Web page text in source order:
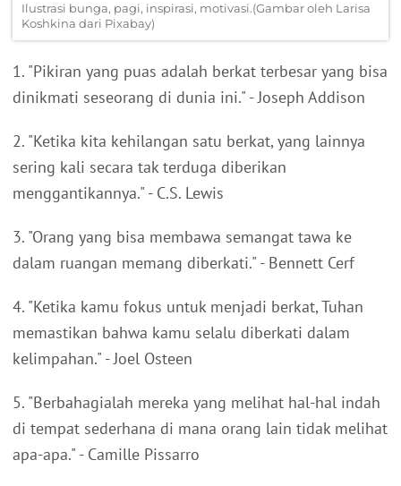
Ilustrasi bunga, pagi, inspirasi, motivasi.(Gambar oleh Larisa
Koshkina dari Pixabay)
1. "Pikiran yang puas adalah berkat terbesar yang bisa
dinikmati seseorang di dunia ini." - Joseph Addison
2. "Ketika kita kehilangan satu berkat, yang lainnya
sering kali secara tak terduga diberikan
menggantikannya." - C.S. Lewis
3. "Orang yang bisa membawa semangat tawa ke
dalam ruangan memang diberkati." - Bennett Cerf
4. "Ketika kamu fokus untuk menjadi berkat, Tuhan
memastikan bahwa kamu selalu diberkati dalam
kelimpahan." - Joel Osteen
5. "Berbahagialah mereka yang melihat hal-hal indah
di tempat sederhana di mana orang lain tidak melihat
apa-apa." - Camille Pissarro